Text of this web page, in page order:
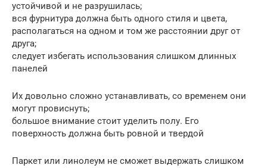
устойчивой и не разрушилась;
вся фурнитура должна быть одного стиля и цвета,
располагаться на одном и том же расстоянии друг от
друга;
следует избегать использования слишком длинных
панелей
Их довольно сложно устанавливать, со временем они
могут провиснуть;
большое внимание стоит уделить полу. Его
поверхность должна быть ровной и твердой
Паркет или линолеум не сможет выдержать слишком